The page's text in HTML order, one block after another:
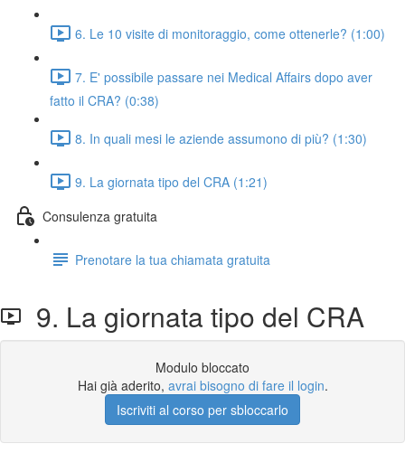
6. Le 10 visite di monitoraggio, come ottenerle? (1:00)
7. E' possibile passare nei Medical Affairs dopo aver
fatto il CRA? (0:38)
8. In quali mesi le aziende assumono di più? (1:30)
9. La giornata tipo del CRA (1:21)
Consulenza gratuita
Prenotare la tua chiamata gratuita
9. La giornata tipo del CRA
Modulo bloccato
Hai già aderito, avrai bisogno di fare il login.
Iscriviti al corso per sbloccarlo